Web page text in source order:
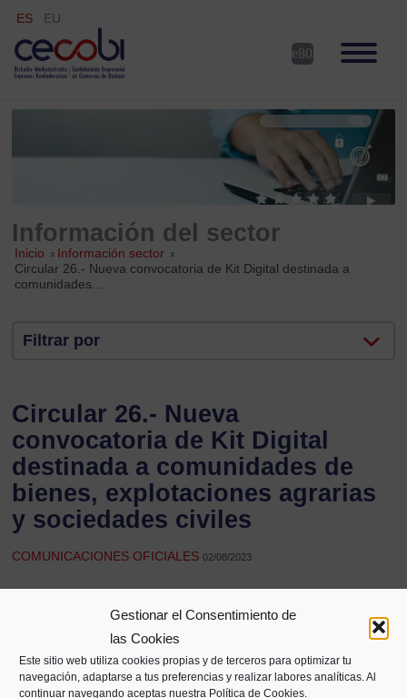
Gestionar el Consentimiento de
las Cookies
Este sitio web utiliza cookies propias y de terceros para optimizar tu
navegación, adaptarse a tus preferencias y realizar labores analíticas. Al
continuar navegando aceptas nuestra Política de Cookies.
ES EU
Información del sector
Inicio » Información sector »
Circular 26.- Nueva convocatoria de Kit Digital destinada a
comunidades...
Filtrar por
Circular 26.- Nueva
convocatoria de Kit Digital
destinada a comunidades de
bienes, explotaciones agrarias
y sociedades civiles
COMUNICACIONES OFICIALES02/08/2023